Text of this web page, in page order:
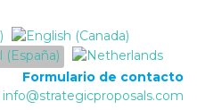
Formulario de contacto
info@strategicproposals.com